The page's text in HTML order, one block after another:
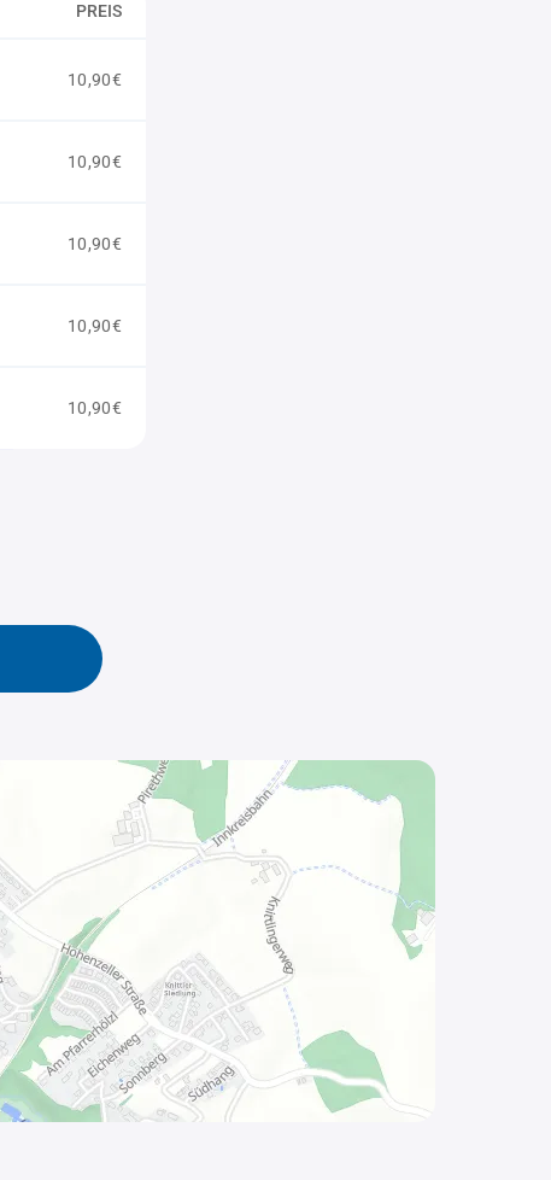
PREIS
10,90€
10,90€
10,90€
10,90€
10,90€